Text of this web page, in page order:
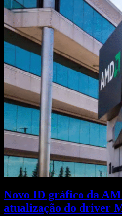
Novo ID gráfico da
atualização do driver